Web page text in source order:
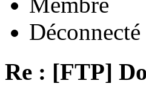
Déconnecté
Re : [FTP]